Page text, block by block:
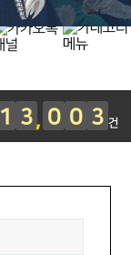
1 3 0 0 3 건